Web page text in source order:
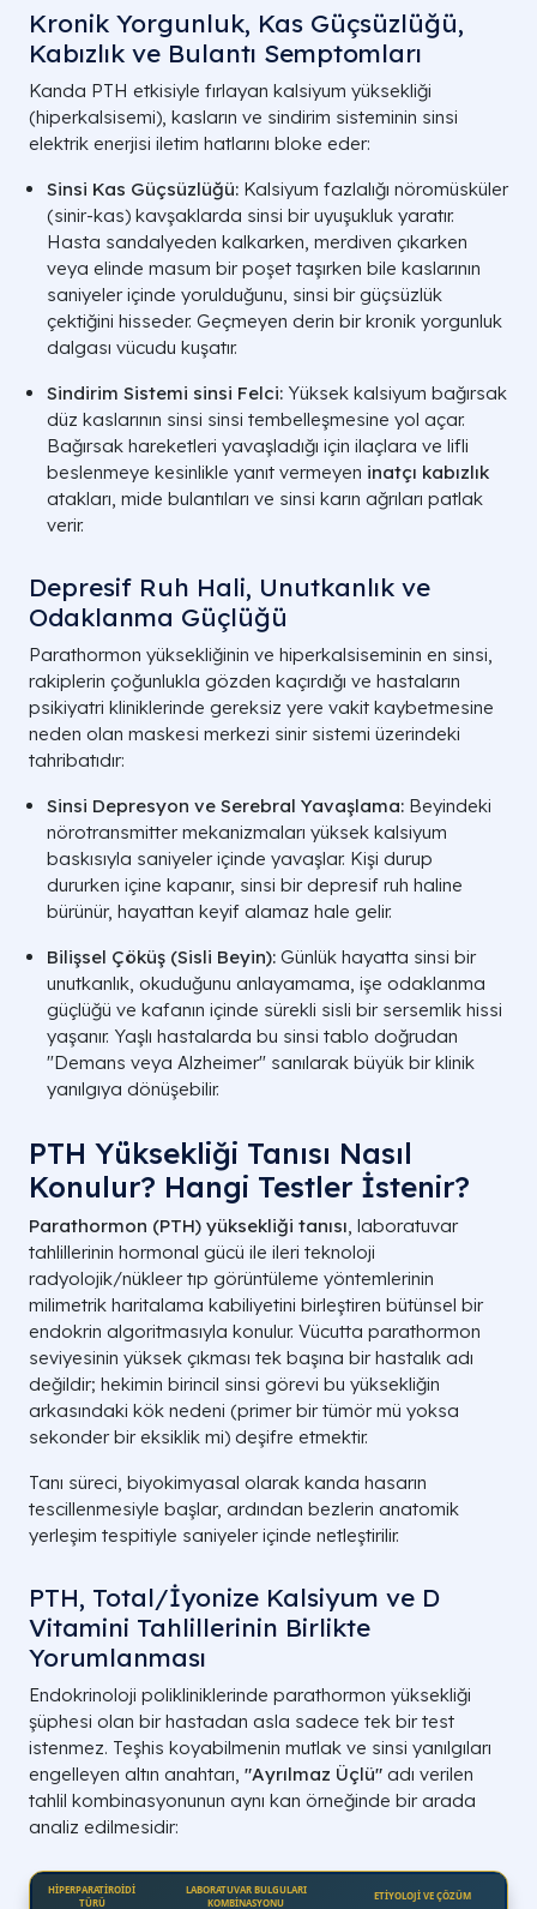
Kronik Yorgunluk, Kas Güçsüzlüğü,
Kabızlık ve Bulantı Semptomları
Kanda PTH etkisiyle fırlayan kalsiyum yüksekliği
(hiperkalsisemi), kasların ve sindirim sisteminin sinsi
elektrik enerjisi iletim hatlarını bloke eder:
Sinsi Kas Güçsüzlüğü: Kalsiyum fazlalığı nöromüsküler
(sinir-kas) kavşaklarda sinsi bir uyuşukluk yaratır.
Hasta sandalyeden kalkarken, merdiven çıkarken
veya elinde masum bir poşet taşırken bile kaslarının
saniyeler içinde yorulduğunu, sinsi bir güçsüzlük
çektiğini hisseder. Geçmeyen derin bir kronik yorgunluk
dalgası vücudu kuşatır.
Sindirim Sistemi sinsi Felci: Yüksek kalsiyum bağırsak
düz kaslarının sinsi sinsi tembelleşmesine yol açar.
Bağırsak hareketleri yavaşladığı için ilaçlara ve lifli
beslenmeye kesinlikle yanıt vermeyen inatçı kabızlık
atakları, mide bulantıları ve sinsi karın ağrıları patlak
verir.
Depresif Ruh Hali, Unutkanlık ve
Odaklanma Güçlüğü
Parathormon yüksekliğinin ve hiperkalsiseminin en sinsi,
rakiplerin çoğunlukla gözden kaçırdığı ve hastaların
psikiyatri kliniklerinde gereksiz yere vakit kaybetmesine
neden olan maskesi merkezi sinir sistemi üzerindeki
tahribatıdır:
Sinsi Depresyon ve Serebral Yavaşlama: Beyindeki
nörotransmitter mekanizmaları yüksek kalsiyum
baskısıyla saniyeler içinde yavaşlar. Kişi durup
dururken içine kapanır, sinsi bir depresif ruh haline
bürünür, hayattan keyif alamaz hale gelir.
Bilişsel Çöküş (Sisli Beyin): Günlük hayatta sinsi bir
unutkanlık, okuduğunu anlayamama, işe odaklanma
güçlüğü ve kafanın içinde sürekli sisli bir sersemlik hissi
yaşanır. Yaşlı hastalarda bu sinsi tablo doğrudan
"Demans veya Alzheimer" sanılarak büyük bir klinik
yanılgıya dönüşebilir.
PTH Yüksekliği Tanısı Nasıl
Konulur? Hangi Testler İstenir?
Parathormon (PTH) yüksekliği tanısı, laboratuvar
tahlillerinin hormonal gücü ile ileri teknoloji
radyolojik/nükleer tıp görüntüleme yöntemlerinin
milimetrik haritalama kabiliyetini birleştiren bütünsel bir
endokrin algoritmasıyla konulur. Vücutta parathormon
seviyesinin yüksek çıkması tek başına bir hastalık adı
değildir; hekimin birincil sinsi görevi bu yüksekliğin
arkasındaki kök nedeni (primer bir tümör mü yoksa
sekonder bir eksiklik mi) deşifre etmektir.
Tanı süreci, biyokimyasal olarak kanda hasarın
tescillenmesiyle başlar, ardından bezlerin anatomik
yerleşim tespitiyle saniyeler içinde netleştirilir.
PTH, Total/İyonize Kalsiyum ve D
Vitamini Tahlillerinin Birlikte
Yorumlanması
Endokrinoloji polikliniklerinde parathormon yüksekliği
şüphesi olan bir hastadan asla sadece tek bir test
istenmez. Teşhis koyabilmenin mutlak ve sinsi yanılgıları
engelleyen altın anahtarı, "Ayrılmaz Üçlü" adı verilen
tahlil kombinasyonunun aynı kan örneğinde bir arada
analiz edilmesidir: